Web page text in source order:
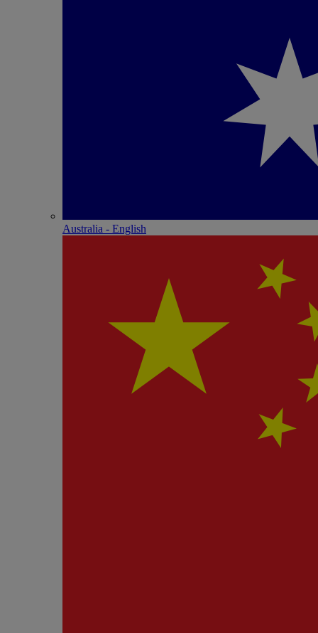
Australia - English